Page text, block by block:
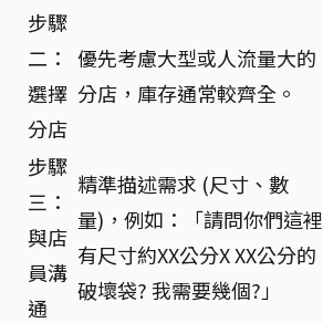
步驟
二：
選擇
分店
優先考慮大型或人流量大的
分店，庫存通常較齊全。
步驟
三：
與店
員溝
通
精準描述需求 (尺寸、數
量)，例如：「請問你們這裡
有尺寸約XX公分X XX公分的
破壞袋? 我需要幾個?」